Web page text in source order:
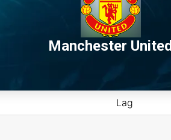
Manchester United
Lag